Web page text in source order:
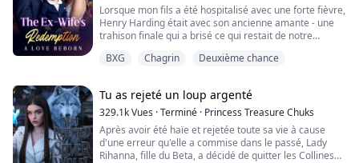
Lorsque mon fils a été hospitalisé avec une forte fièvre,
Henry Harding était avec son ancienne amante - une
trahison finale qui a brisé ce qui restait de notre
La douleur de ma grossesse hors mariage est une
l'enfant a disparu sans laisser de trace. Juste au
moment où j'étais sur le point de mettre fin à mes
jours, Henry est interven...
BXG Chagrin Deuxième chance
Tu as rejeté un loup argenté
329.1kVues ·Terminé · Princess Treasure Chuks
Après avoir été haïe et rejetée toute sa vie à cause
d'une erreur qu'elle a commise dans le passé, Lady
Rihanna, fille du Beta, a décidé de quitter les Collines